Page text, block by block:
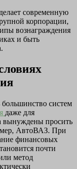
современную
корпорации,
вознаграждения
и быть
большинство систем
даже для
вынуждены просить
АвтоВАЗ. При
финансовых
почти
метод